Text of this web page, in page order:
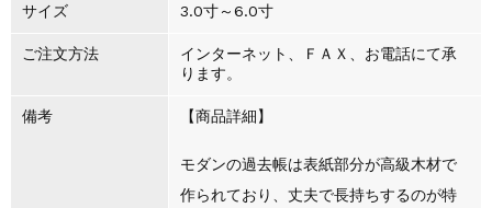
サイズ 3.0寸～6.0寸
ご注文方法
インターネット、ＦＡＸ、お電話にて承
ります。
備考 【商品詳細】
モダンの過去帳は表紙部分が高級木材で
作られており、丈夫で長持ちするのが特